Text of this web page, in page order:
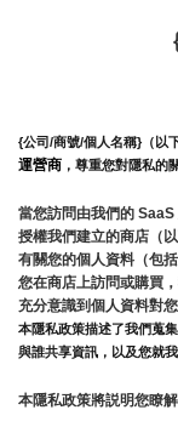
{公司/商號/個人名稱}（以
運營商 ，尊重您對隱私的
當您訪問由我們的 SaaS
授權我們建立的商店（
有關您的個人資料（包
您在商店上訪問或購買
充分意識到個人資料對
本隱私政策描述了我們蒐
與誰共享資訊，以及您就
本隱私政策將説明您瞭